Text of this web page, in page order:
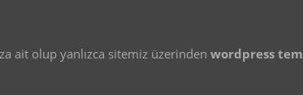
ait olup yanlızca sitemiz üzerinden wordpress